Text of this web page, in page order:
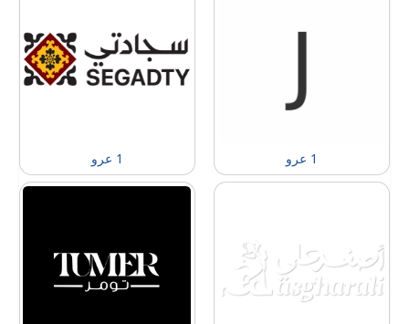
1 عرو 1 عرو